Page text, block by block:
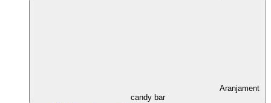
Aranjament
candy bar